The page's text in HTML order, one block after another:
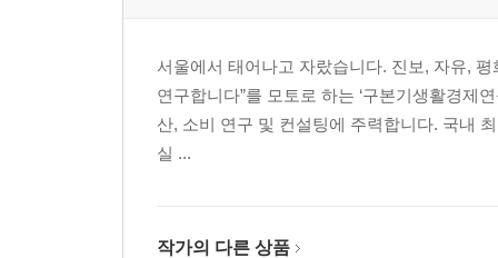
서울에서 태어나고 자랐습니다. 진보, 자유,
연구합니다”를 모토로 하는 ‘구본기생활경제
산, 소비 연구 및 컨설팅에 주력합니다. 국내
실 ...
작가의 다른 상품